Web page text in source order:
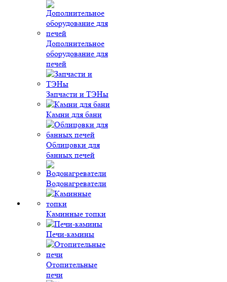
Дополнительное
оборудование для
печей
Запчасти и ТЭНы
Камни для бани
Облицовки для
банных печей
Водонагреватели
Каминные топки
Печи-камины
Отопительные
печи